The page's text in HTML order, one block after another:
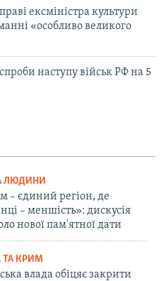
ексміністра культури
«особливо великого
наступу військ РФ на 5
ЛЮДИНИ
– єдиний регіон, де
– меншість»: дискусія
нової пам'ятної дати
ТА КРИМ
влада обіцяє закрити